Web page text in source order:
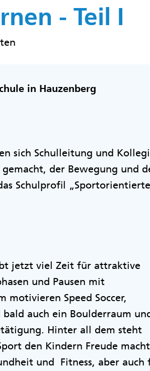
- Teil I
in Hauzenberg
sich Schulleitung und
der Bewegung und
Schulprofil „Sportorientierte
jetzt viel Zeit für attraktive
und Pausen mit
motivieren Speed Soccer,
auch ein Boulderraum
Hinter all dem steht
den Kindern Freude
und Fitness, aber auch